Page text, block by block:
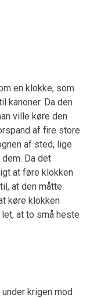
en klokke, som
kanoner. Da den
ville køre den
af fire store
af sted, lige
Da det
at føre klokken
at den måtte
køre klokken
at to små heste
krigen mod